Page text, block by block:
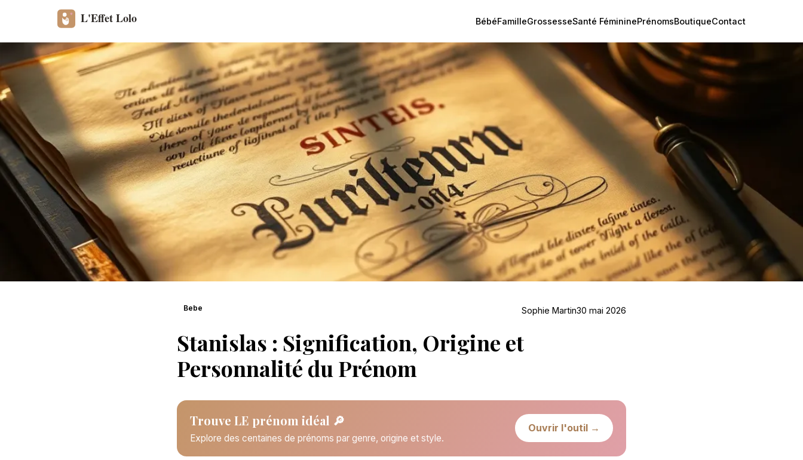
BébéFamilleGrossesseSanté FémininePrénomsBoutiqueContact
Bebe Sophie Martin30 mai 2026
Stanislas : Signification, Origine et
Personnalité du Prénom
Trouve LE prénom idéal 🔎
Explore des centaines de prénoms par genre, origine et style.
Ouvrir l'outil →